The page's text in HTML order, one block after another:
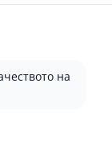
на